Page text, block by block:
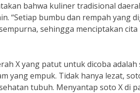
bahwa kuliner tradisional
“Setiap bumbu dan rempah yang
sehingga menciptakan
X yang patut untuk dicoba adalah
yang empuk. Tidak hanya lezat,
tubuh. Menyantap soto X di